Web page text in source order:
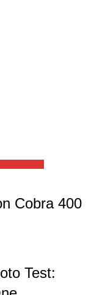
Cobra 400
Test: